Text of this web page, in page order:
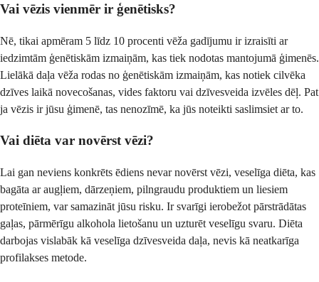
Vai vēzis vienmēr ir ģenētisks?
Nē, tikai apmēram 5 līdz 10 procenti vēža gadījumu ir izraisīti ar
iedzimtām ģenētiskām izmaiņām, kas tiek nodotas mantojumā ģimenēs.
Lielākā daļa vēža rodas no ģenētiskām izmaiņām, kas notiek cilvēka
dzīves laikā novecošanas, vides faktoru vai dzīvesveida izvēles dēļ. Pat
ja vēzis ir jūsu ģimenē, tas nenozīmē, ka jūs noteikti saslimsiet ar to.
Vai diēta var novērst vēzi?
Lai gan neviens konkrēts ēdiens nevar novērst vēzi, veselīga diēta, kas
bagāta ar augļiem, dārzeņiem, pilngraudu produktiem un liesiem
proteīniem, var samazināt jūsu risku. Ir svarīgi ierobežot pārstrādātas
gaļas, pārmērīgu alkohola lietošanu un uzturēt veselīgu svaru. Diēta
darbojas vislabāk kā veselīga dzīvesveida daļa, nevis kā neatkarīga
profilakses metode.